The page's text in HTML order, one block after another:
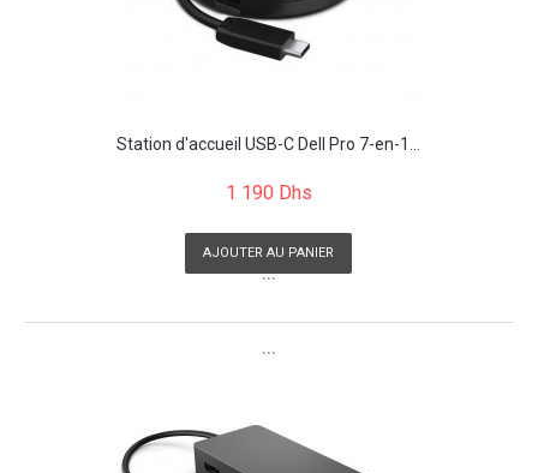
Station d'accueil USB-C Dell Pro 7-en-1...
1 190 Dhs
AJOUTER AU PANIER
```
```